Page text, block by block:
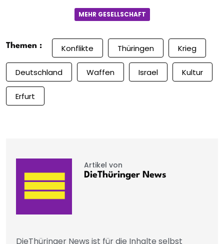
MEHR GESELLSCHAFT
Themen : Konflikte Thüringen Krieg
Deutschland Waffen Israel Kultur
Erfurt
Artikel von
DieThüringer News
DieThüringer News ist für die Inhalte selbst